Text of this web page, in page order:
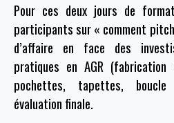
Pour ces deux jours de
participants sur « comment
d’affaire en face des
pratiques en AGR (fabrication
pochettes, tapettes, boucle
évaluation finale.